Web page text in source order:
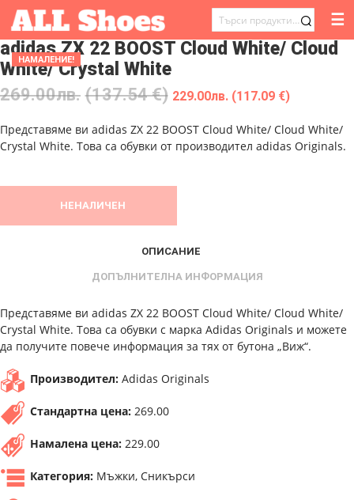
ТЪРСЕНЕ
ЗА:
☰
НАМАЛЕНИЕ!
adidas ZX 22 BOOST Cloud White/ Cloud
White/ Crystal White
269.00лв. (137.54 €) 229.00лв. (117.09 €)
Представяме ви adidas ZX 22 BOOST Cloud White/ Cloud White/
Crystal White. Това са обувки от производител adidas Originals.
НЕНАЛИЧЕН
ОПИСАНИЕ
ДОПЪЛНИТЕЛНА ИНФОРМАЦИЯ
Представяме ви adidas ZX 22 BOOST Cloud White/ Cloud White/
Crystal White. Това са обувки с марка Adidas Originals и можете
да получите повече информация за тях от бутона „Виж“.
Производител: Adidas Originals
Стандартна цена: 269.00
Намалена цена: 229.00
Категория: Мъжки, Сникърси